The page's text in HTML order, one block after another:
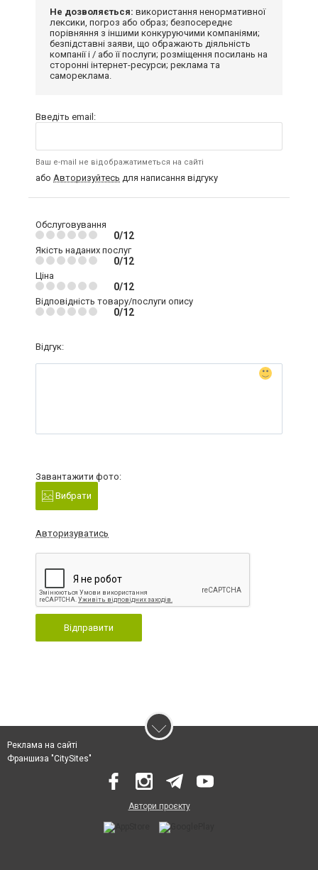
Не дозволяється: використання ненормативної
лексики, погроз або образ; безпосереднє
порівняння з іншими конкуруючими компаніями;
безпідставні заяви, що ображають діяльність
компанії і / або її послуги; розміщення посилань на
сторонні інтернет-ресурси; реклама та
самореклама.
Введіть email:
Ваш e-mail не відображатиметься на сайті
або Авторизуйтесь для написання відгуку
Обслуговування
0/12
Якість наданих послуг
0/12
Ціна
0/12
Відповідність товару/послуги опису
0/12
Відгук:
Завантажити фото:
Вибрати
Авторизуватись
Відправити
Реклама на сайті
Франшиза "CitySites"
Автори проєкту